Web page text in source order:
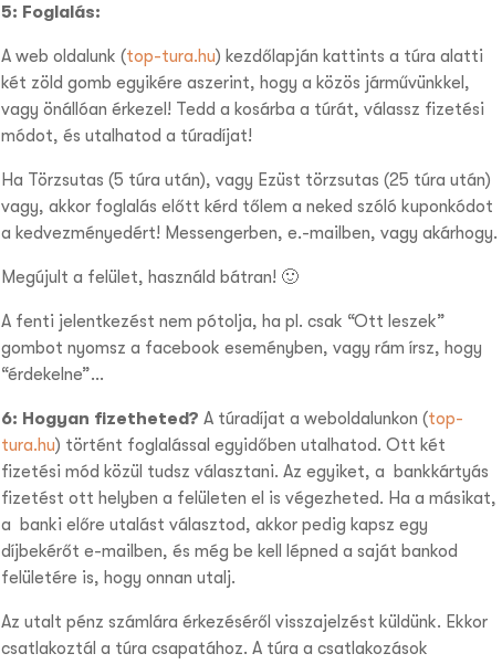
5: Foglalás:
A web oldalunk (top-tura.hu) kezdőlapján kattints a túra alatti
két zöld gomb egyikére aszerint, hogy a közös járművünkkel,
vagy önállóan érkezel! Tedd a kosárba a túrát, válassz fizetési
módot, és utalhatod a túradíjat!
Ha Törzsutas (5 túra után), vagy Ezüst törzsutas (25 túra után)
vagy, akkor foglalás előtt kérd tőlem a neked szóló kuponkódot
a kedvezményedért! Messengerben, e.-mailben, vagy akárhogy.
Megújult a felület, használd bátran! 🙂
A fenti jelentkezést nem pótolja, ha pl. csak “Ott leszek”
gombot nyomsz a facebook eseményben, vagy rám írsz, hogy
“érdekelne”…
6: Hogyan fizetheted? A túradíjat a weboldalunkon (top-
tura.hu) történt foglalással egyidőben utalhatod. Ott két
fizetési mód közül tudsz választani. Az egyiket, a
bankkártyás
fizetést ott helyben a felületen el is végezheted. Ha a másikat,
a
banki előre utalást választod, akkor pedig kapsz egy
díjbekérőt e-mailben, és még be kell lépned a saját bankod
felületére is, hogy onnan utalj.
Az utalt pénz számlára érkezéséről visszajelzést küldünk. Ekkor
csatlakoztál a túra csapatához. A túra a csatlakozások